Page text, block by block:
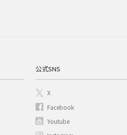
公式SNS
X
Facebook
Youtube